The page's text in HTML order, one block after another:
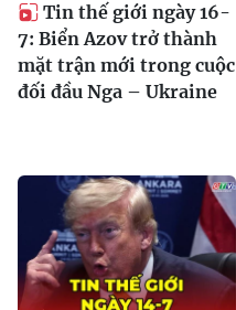
Tin thế giới ngày 16-
7: Biển Azov trở thành
mặt trận mới trong cuộc
đối đầu Nga – Ukraine